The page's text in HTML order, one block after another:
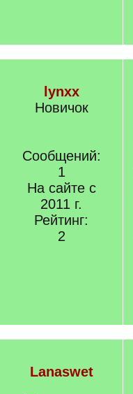
lynxx
Новичок
Сообщений:
1
На сайте с
2011 г.
Рейтинг:
2
Lanaswet